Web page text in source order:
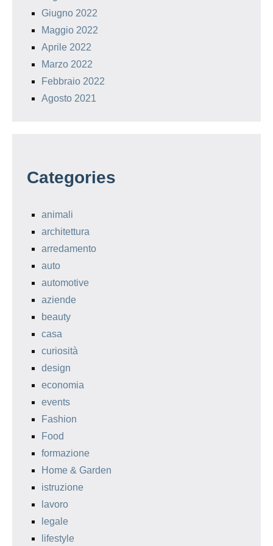
Giugno 2022
Maggio 2022
Aprile 2022
Marzo 2022
Febbraio 2022
Agosto 2021
Categories
animali
architettura
arredamento
auto
automotive
aziende
beauty
casa
curiosità
design
economia
events
Fashion
Food
formazione
Home & Garden
istruzione
lavoro
legale
lifestyle